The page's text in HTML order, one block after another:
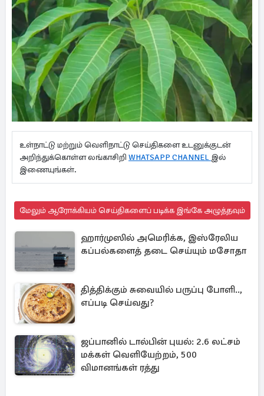
உள்நாட்டு மற்றும் வெளிநாட்டு செய்திகளை உடனுக்குடன்
அறிந்துக்கொள்ள லங்காசிறி WHATSAPP CHANNEL இல்
இணையுங்கள்.
மேலும் ஆரோக்கியம் செய்திகளைப் படிக்க இங்கே அழுத்தவும்
ஹார்முஸில் அமெரிக்க, இஸ்ரேலிய
கப்பல்களைத் தடை செய்யும் மசோதா
தித்திக்கும் சுவையில் பருப்பு போளி..,
எப்படி செய்வது?
ஜப்பானில் டால்பின் புயல்: 2.6 லட்சம்
மக்கள் வெளியேற்றம், 500
விமானங்கள் ரத்து